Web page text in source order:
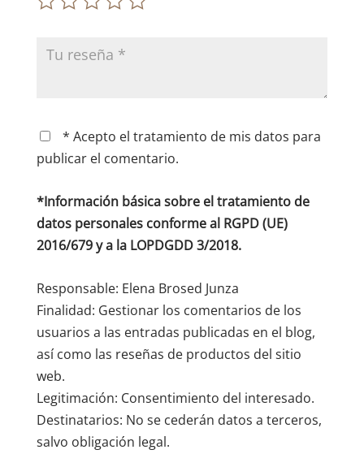
* Acepto el tratamiento de mis datos para
publicar el comentario.
*Información básica sobre el tratamiento de
datos personales conforme al RGPD (UE)
2016/679 y a la LOPDGDD 3/2018.
Responsable: Elena Brosed Junza
Finalidad: Gestionar los comentarios de los
usuarios a las entradas publicadas en el blog,
así como las reseñas de productos del sitio
web.
Legitimación: Consentimiento del interesado.
Destinatarios: No se cederán datos a terceros,
salvo obligación legal.